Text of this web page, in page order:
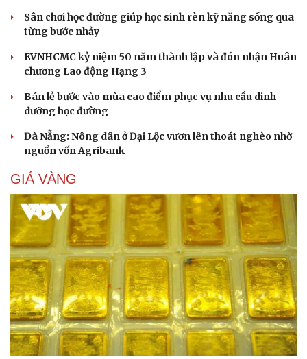
Sân chơi học đường giúp học sinh rèn kỹ năng sống qua
từng bước nhảy
EVNHCMC kỷ niệm 50 năm thành lập và đón nhận Huân
chương Lao động Hạng 3
Bán lẻ bước vào mùa cao điểm phục vụ nhu cầu dinh
dưỡng học đường
Đà Nẵng: Nông dân ở Đại Lộc vươn lên thoát nghèo nhờ
nguồn vốn Agribank
GIÁ VÀNG